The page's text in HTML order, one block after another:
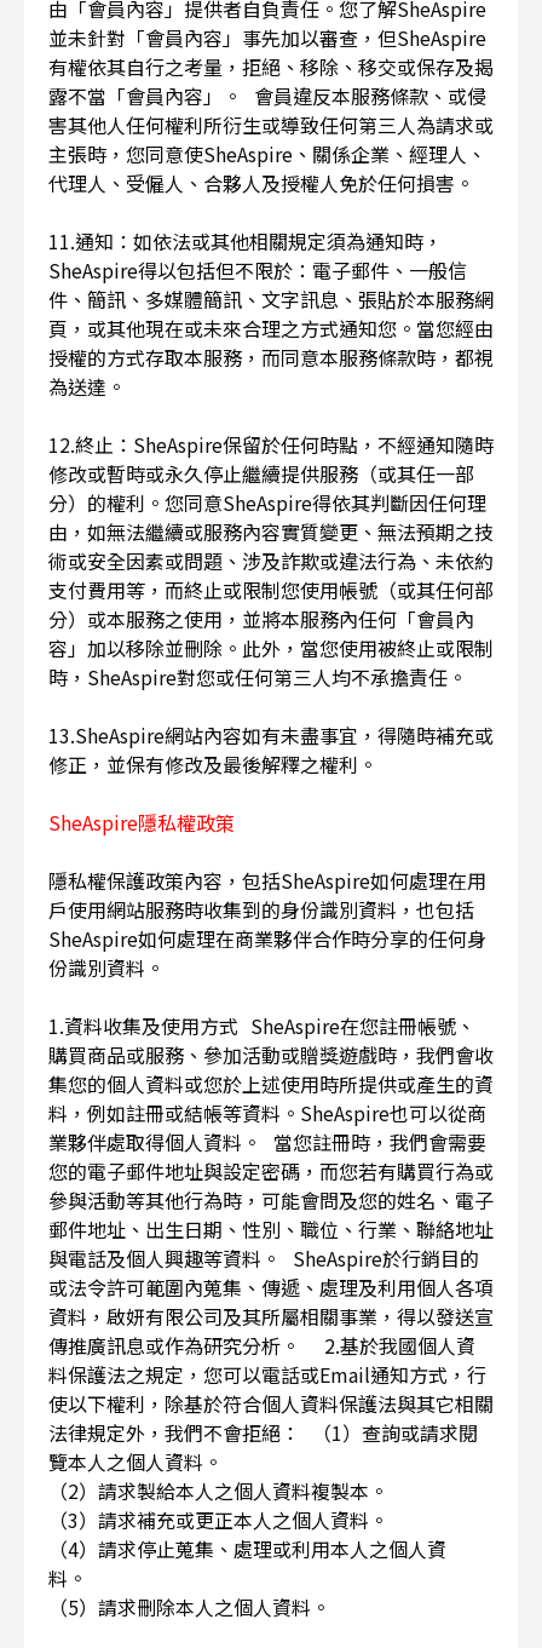
由「會員內容」提供者自負責任。您了解SheAspire
並未針對「會員內容」事先加以審查，但SheAspire
有權依其自行之考量，拒絕、移除、移交或保存及揭
露不當「會員內容」。 會員違反本服務條款、或侵
害其他人任何權利所衍生或導致任何第三人為請求或
主張時，您同意使SheAspire、關係企業、經理人、
代理人、受僱人、合夥人及授權人免於任何損害。
11.通知：如依法或其他相關規定須為通知時，
SheAspire得以包括但不限於：電子郵件、一般信
件、簡訊、多媒體簡訊、文字訊息、張貼於本服務網
頁，或其他現在或未來合理之方式通知您。當您經由
授權的方式存取本服務，而同意本服務條款時，都視
為送達。
12.終止：SheAspire保留於任何時點，不經通知隨時
修改或暫時或永久停止繼續提供服務（或其任一部
分）的權利。您同意SheAspire得依其判斷因任何理
由，如無法繼續或服務內容實質變更、無法預期之技
術或安全因素或問題、涉及詐欺或違法行為、未依約
支付費用等，而終止或限制您使用帳號（或其任何部
分）或本服務之使用，並將本服務內任何「會員內
容」加以移除並刪除。此外，當您使用被終止或限制
時，SheAspire對您或任何第三人均不承擔責任。
13.SheAspire網站內容如有未盡事宜，得隨時補充或
修正，並保有修改及最後解釋之權利。
SheAspire隱私權政策
隱私權保護政策內容，包括SheAspire如何處理在用
戶使用網站服務時收集到的身份識別資料，也包括
SheAspire如何處理在商業夥伴合作時分享的任何身
份識別資料。
1.資料收集及使用方式 SheAspire在您註冊帳號、
購買商品或服務、參加活動或贈獎遊戲時，我們會收
集您的個人資料或您於上述使用時所提供或產生的資
料，例如註冊或結帳等資料。SheAspire也可以從商
業夥伴處取得個人資料。 當您註冊時，我們會需要
您的電子郵件地址與設定密碼，而您若有購買行為或
參與活動等其他行為時，可能會問及您的姓名、電子
郵件地址、出生日期、性別、職位、行業、聯絡地址
與電話及個人興趣等資料。 SheAspire於行銷目的
或法令許可範圍內蒐集、傳遞、處理及利用個人各項
資料，啟妍有限公司及其所屬相關事業，得以發送宣
傳推廣訊息或作為研究分析。 2.基於我國個人資
料保護法之規定，您可以電話或Email通知方式，行
使以下權利，除基於符合個人資料保護法與其它相關
法律規定外，我們不會拒絕： （1）查詢或請求閱
覽本人之個人資料。
（2）請求製給本人之個人資料複製本。
（3）請求補充或更正本人之個人資料。
（4）請求停止蒐集、處理或利用本人之個人資
料。
（5）請求刪除本人之個人資料。